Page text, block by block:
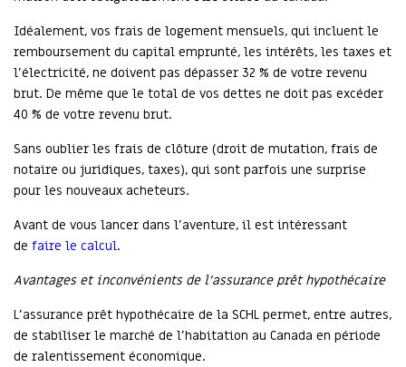
Idéalement, vos frais de logement mensuels, qui incluent le
remboursement du capital emprunté, les intérêts, les taxes et
l’électricité, ne doivent pas dépasser 32 % de votre revenu
brut. De même que le total de vos dettes ne doit pas excéder
40 % de votre revenu brut.
Sans oublier les frais de clôture (droit de mutation, frais de
notaire ou juridiques, taxes), qui sont parfois une surprise
pour les nouveaux acheteurs.
Avant de vous lancer dans l’aventure, il est intéressant
de faire le calcul.
Avantages et inconvénients de l’assurance prêt hypothécaire
L’assurance prêt hypothécaire de la SCHL permet, entre autres,
de stabiliser le marché de l’habitation au Canada en période
de ralentissement économique.